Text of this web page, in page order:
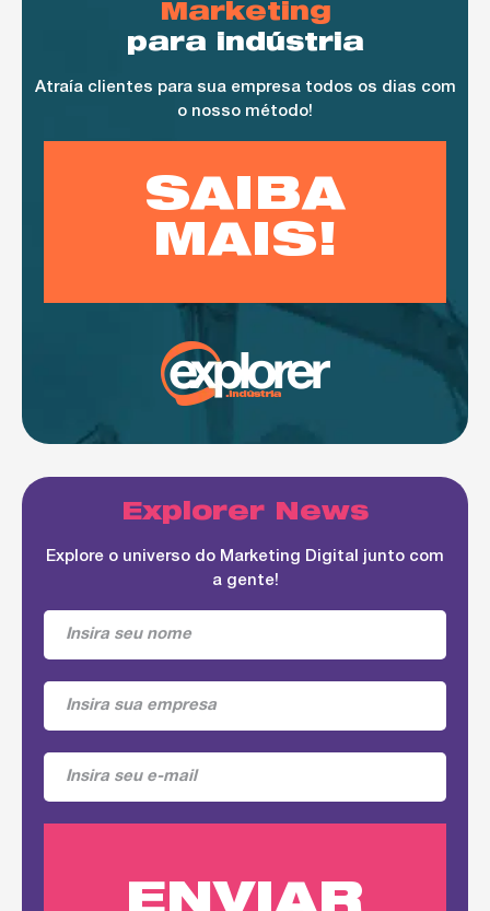
Marketing
para indústria
Atraía clientes para sua empresa todos os dias com
o nosso método!
SAIBA
MAIS!
Explorer News
Explore o universo do Marketing Digital junto com
a gente!